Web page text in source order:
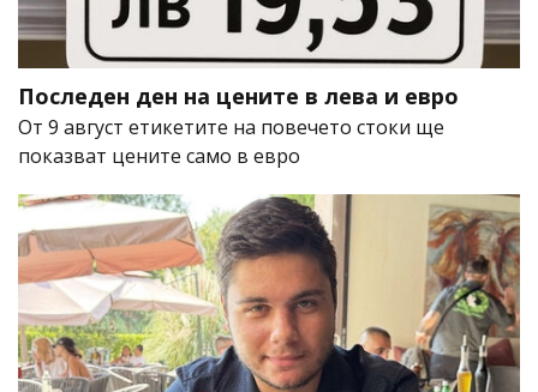
Последен ден на цените в лева и евро
От 9 август етикетите на повечето стоки ще
показват цените само в евро